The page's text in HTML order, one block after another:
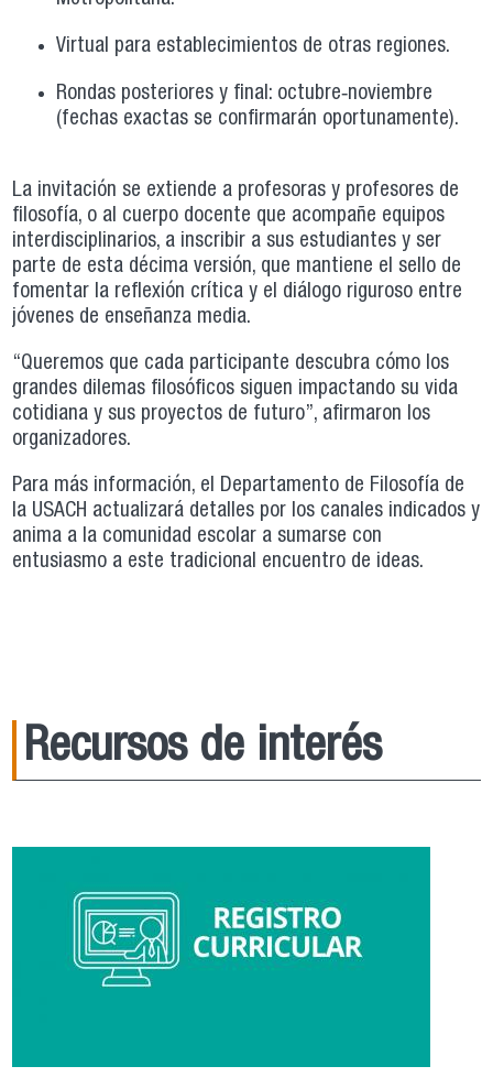
Virtual para establecimientos de otras regiones.
Rondas posteriores y final: octubre‑noviembre
(fechas exactas se confirmarán oportunamente).
La invitación se extiende a profesoras y profesores de
filosofía, o al cuerpo docente que acompañe equipos
interdisciplinarios, a inscribir a sus estudiantes y ser
parte de esta décima versión, que mantiene el sello de
fomentar la reflexión crítica y el diálogo riguroso entre
jóvenes de enseñanza media.
“Queremos que cada participante descubra cómo los
grandes dilemas filosóficos siguen impactando su vida
cotidiana y sus proyectos de futuro”, afirmaron los
organizadores.
Para más información, el Departamento de Filosofía de
la USACH actualizará detalles por los canales indicados y
anima a la comunidad escolar a sumarse con
entusiasmo a este tradicional encuentro de ideas.
Recursos de interés